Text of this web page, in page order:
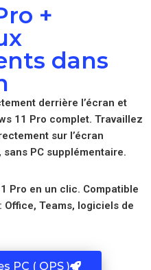
+
dans
derrière l’écran et
11 Pro complet. Travaillez
sur l’écran
PC supplémentaire.
Pro en un clic. Compatible
Teams, logiciels de
PC ( OPS )